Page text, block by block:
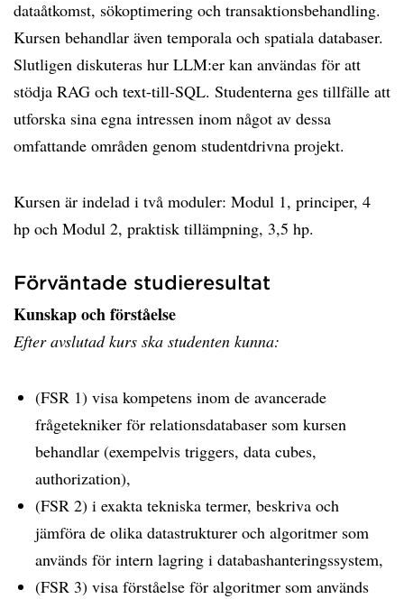
dataåtkomst, sökoptimering och transaktionsbehandling.
Kursen behandlar även temporala och spatiala databaser.
Slutligen diskuteras hur LLM:er kan användas för att
stödja RAG och text-till-SQL. Studenterna ges tillfälle att
utforska sina egna intressen inom något av dessa
omfattande områden genom studentdrivna projekt.
Kursen är indelad i två moduler: Modul 1, principer, 4
hp och Modul 2, praktisk tillämpning, 3,5 hp.
Förväntade studieresultat
Kunskap och förståelse
Efter avslutad kurs ska studenten kunna:
(FSR 1) visa kompetens inom de avancerade
frågetekniker för relationsdatabaser som kursen
behandlar (exempelvis triggers, data cubes,
authorization),
(FSR 2) i exakta tekniska termer, beskriva och
jämföra de olika datastrukturer och algoritmer som
används för intern lagring i databashanteringssystem,
(FSR 3) visa förståelse för algoritmer som används